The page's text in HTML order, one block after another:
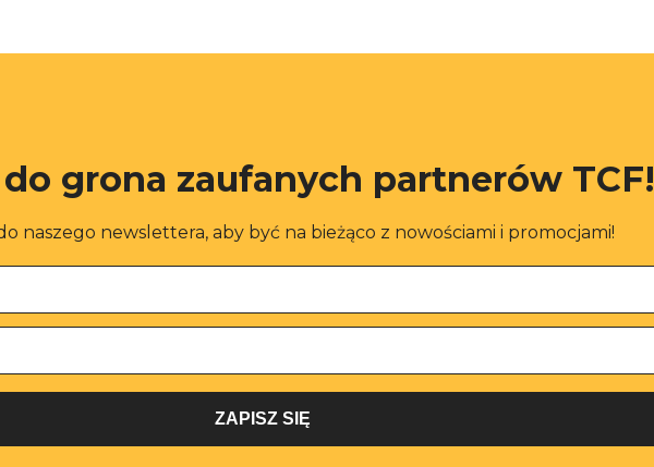
do grona zaufanych partnerów TCF!
naszego newslettera, aby być na bieżąco z nowościami i promocjami!
ZAPISZ SIĘ